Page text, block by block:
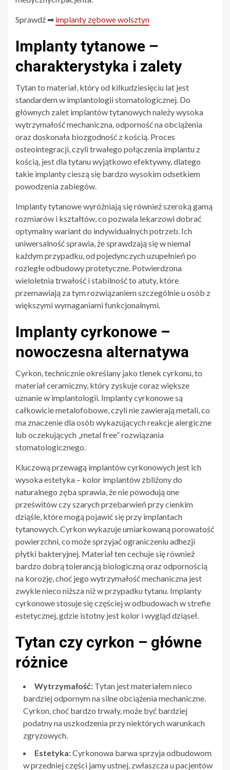
Sprawdź ➡ implanty zębowe wolsztyn
Implanty tytanowe –
charakterystyka i zalety
Tytan to materiał, który od kilkudziesięciu lat jest
standardem w implantologii stomatologicznej. Do
głównych zalet implantów tytanowych należy wysoka
wytrzymałość mechaniczna, odporność na obciążenia
oraz doskonała biozgodność z kością. Proces
osteointegracji, czyli trwałego połączenia implantu z
kością, jest dla tytanu wyjątkowo efektywny, dlatego
takie implanty cieszą się bardzo wysokim odsetkiem
powodzenia zabiegów.
Implanty tytanowe wyróżniają się również szeroką gamą
rozmiarów i kształtów, co pozwala lekarzowi dobrać
optymalny wariant do indywidualnych potrzeb. Ich
uniwersalność sprawia, że sprawdzają się w niemal
każdym przypadku, od pojedynczych uzupełnień po
rozległe odbudowy protetyczne. Potwierdzona
wieloletnia trwałość i stabilność to atuty, które
przemawiają za tym rozwiązaniem szczególnie u osób z
większymi wymaganiami funkcjonalnymi.
Implanty cyrkonowe –
nowoczesna alternatywa
Cyrkon, technicznie określany jako tlenek cyrkonu, to
materiał ceramiczny, który zyskuje coraz większe
uznanie w implantologii. Implanty cyrkonowe są
całkowicie metalofobowe, czyli nie zawierają metali, co
ma znaczenie dla osób wykazujących reakcje alergiczne
lub oczekujących „metal free” rozwiązania
stomatologicznego.
Kluczową przewagą implantów cyrkonowych jest ich
wysoka estetyka – kolor implantów zbliżony do
naturalnego zęba sprawia, że nie powodują one
prześwitów czy szarych przebarwień przy cienkim
dziąśle, które mogą pojawić się przy implantach
tytanowych. Cyrkon wykazuje umiarkowaną porowatość
powierzchni, co może sprzyjać ograniczeniu adhezji
płytki bakteryjnej. Materiał ten cechuje się również
bardzo dobrą tolerancją biologiczną oraz odpornością
na korozję, choć jego wytrzymałość mechaniczna jest
zwykle nieco niższa niż w przypadku tytanu. Implanty
cyrkonowe stosuje się częściej w odbudowach w strefie
estetycznej, gdzie istotny jest kolor i wygląd dziąseł.
Tytan czy cyrkon – główne
różnice
Wytrzymałość: Tytan jest materiałem nieco
bardziej odpornym na silne obciążenia mechaniczne.
Cyrkon, choć bardzo trwały, może być bardziej
podatny na uszkodzenia przy niektórych warunkach
zgryzowych.
Estetyka:Cyrkonowa barwa sprzyja odbudowom
w przedniej części jamy ustnej, zwłaszcza u pacjentów